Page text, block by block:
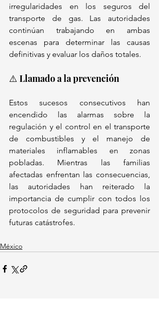
irregularidades en los seguros del
transporte de gas. Las autoridades
continúan trabajando en ambas
escenas para determinar las causas
definitivas y evaluar los daños totales.
⚠️ Llamado a la prevención
Estos sucesos consecutivos han
encendido las alarmas sobre la
regulación y el control en el transporte
de combustibles y el manejo de
materiales inflamables en zonas
pobladas. Mientras las familias
afectadas enfrentan las consecuencias,
las autoridades han reiterado la
importancia de cumplir con todos los
protocolos de seguridad para prevenir
futuras catástrofes.
México